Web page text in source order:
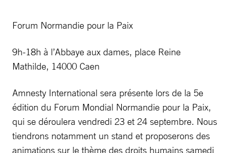
Forum Normandie pour la Paix
9h-18h à l’Abbaye aux dames, place Reine
Mathilde, 14000 Caen
Amnesty International sera présente lors de la 5e
édition du Forum Mondial Normandie pour la Paix,
qui se déroulera vendredi 23 et 24 septembre. Nous
tiendrons notamment un stand et proposerons des
animations sur le thème des droits humains samedi